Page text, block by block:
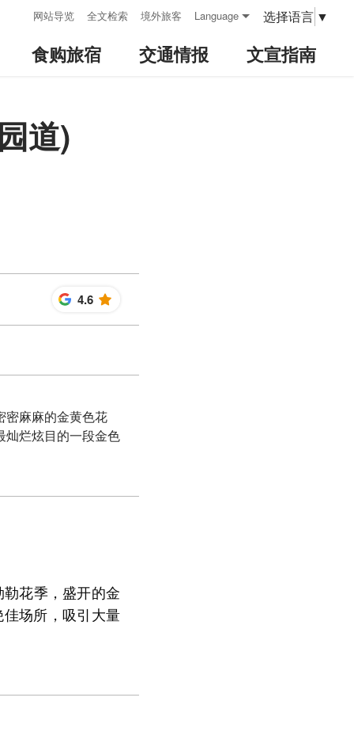
网站导览 全文检索 境外旅客 Language 选择语言 ▼
食购旅宿 交通情报 文宣指南
道)
4.6 星
密麻麻的金黄色花
灿烂炫目的一段金色
花季，盛开的金
场所，吸引大量